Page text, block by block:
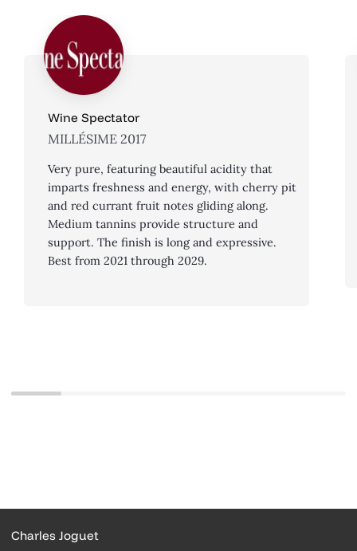
Wine Spectator
MILLÉSIME 2017
Very pure, featuring beautiful acidity that
imparts freshness and energy, with cherry pit
and red currant fruit notes gliding along.
Medium tannins provide structure and
support. The finish is long and expressive.
Best from 2021 through 2029.
Charles Joguet